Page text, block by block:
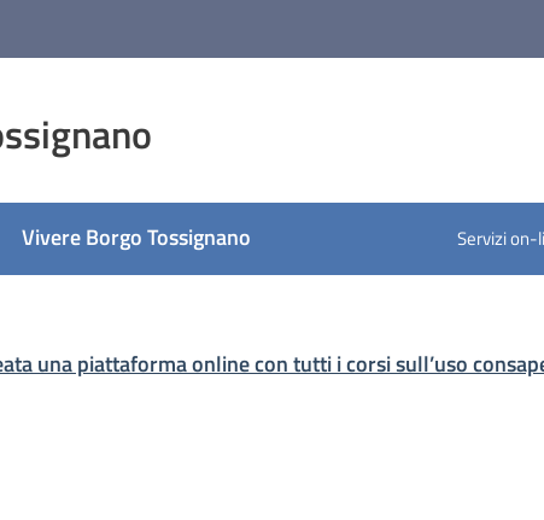
Vivere Borgo Tossignano Servizi on-
una piattaforma online con tutti i corsi sull’uso